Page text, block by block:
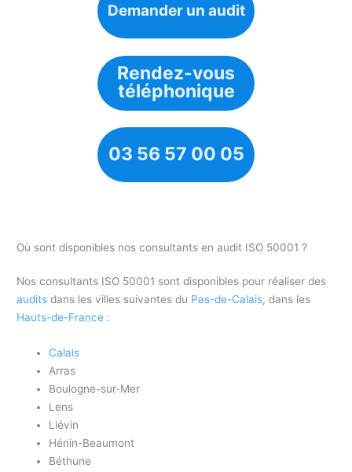
Demander un audit
Rendez-vous
téléphonique
03 56 57 00 05
Où sont disponibles nos consultants en audit ISO 50001 ?
Nos consultants ISO 50001 sont disponibles pour réaliser des
audits dans les villes suivantes du Pas-de-Calais, dans les
Hauts-de-France :
Calais
Arras
Boulogne-sur-Mer
Lens
Liévin
Hénin-Beaumont
Béthune